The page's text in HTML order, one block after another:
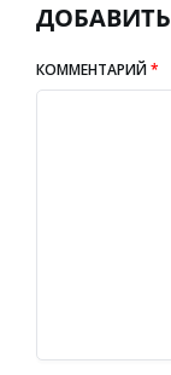
КОММЕНТАРИЙ*